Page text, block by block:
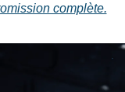
complète.